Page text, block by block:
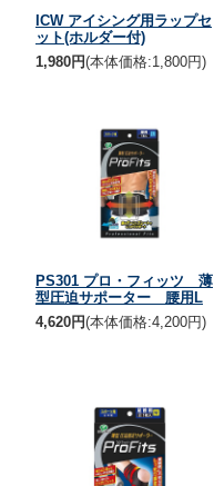
ICW アイシング用ラップセ
ット(ホルダー付)
1,980円(本体価格:1,800円)
PS301 プロ・フィッツ 薄
型圧迫サポーター 腰用L
4,620円(本体価格:4,200円)